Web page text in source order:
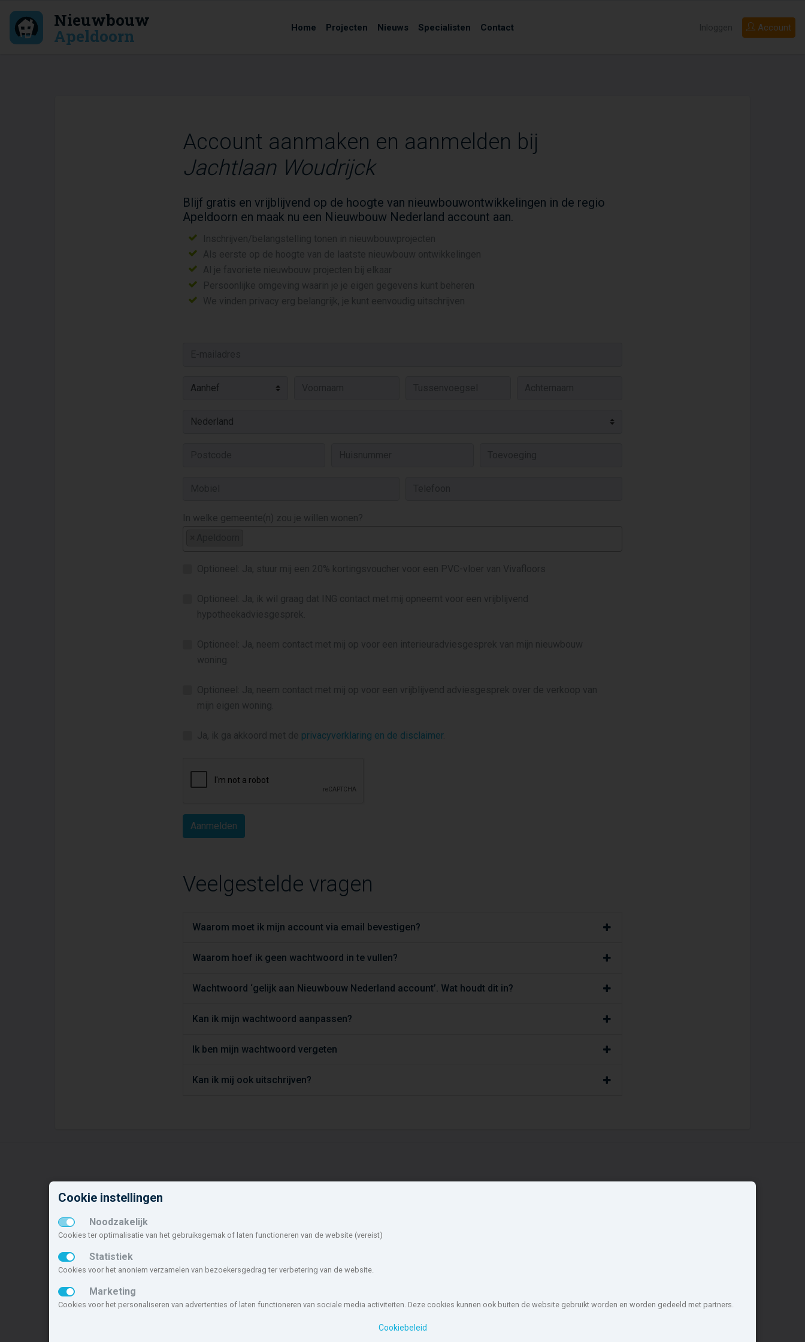
Nieuwbouw
Apeldoorn Home Projecten Nieuws Specialisten Contact Account
Inloggen
Account aanmaken en aanmelden bij
Jachtlaan Woudrijck
Blijf gratis en vrijblijvend op de hoogte van nieuwbouwontwikkelingen in de regio
Apeldoorn en maak nu een Nieuwbouw Nederland account aan.
Inschrijven/belangstelling tonen in nieuwbouwprojecten
Als eerste op de hoogte van de laatste nieuwbouw ontwikkelingen
Al je favoriete nieuwbouw projecten bij elkaar
Persoonlijke omgeving waarin je je eigen gegevens kunt beheren
We vinden privacy erg belangrijk, je kunt eenvoudig uitschrijven
In welke gemeente(n) zou je willen wonen?
Optioneel: Ja, stuur mij een 20% kortingsvoucher voor een PVC-vloer van Vivafloors
Optioneel: Ja, ik wil graag dat ING contact met mij opneemt voor een vrijblijvend
hypotheekadviesgesprek.
Optioneel: Ja, neem contact met mij op voor een interieuradviesgesprek van mijn nieuwbouw
woning.
Optioneel: Ja, neem contact met mij op voor een vrijblijvend adviesgesprek over de verkoop van
mijn eigen woning.
Ja, ik ga akkoord met de privacyverklaring en de disclaimer.
Veelgestelde vragen
Waarom moet ik mijn account via email bevestigen?
Waarom hoef ik geen wachtwoord in te vullen?
Wachtwoord ‘gelijk aan Nieuwbouw Nederland account’. Wat houdt dit in?
Kan ik mijn wachtwoord aanpassen?
Ik ben mijn wachtwoord vergeten
Kan ik mij ook uitschrijven?
Nieuwbouw in deze
gemeente
Alle nieuwbouw projecten
Actuele nieuwbouwprojecten
Toekomstige nieuwbouwaanbod
Huurwoningen en appartementen
Olst-Wijhe
Voorst
Deventer
Epe
Cookie instellingen
Noodzakelijk
Cookies ter optimalisatie van het gebruiksgemak of laten functioneren van de website (vereist)
Statistiek
Cookies voor het anoniem verzamelen van bezoekersgedrag ter verbetering van de website.
Marketing
Cookies voor het personaliseren van advertenties of laten functioneren van sociale media activiteiten. Deze cookies kunnen ook buiten de website gebruikt worden en worden gedeeld met partners.
Cookiebeleid